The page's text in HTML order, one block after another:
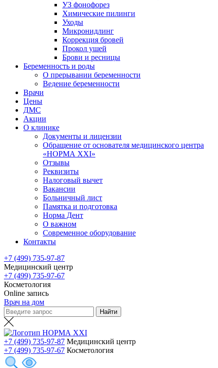
УЗ фонофорез
Химические пилинги
Уходы
Микронидлинг
Коррекция бровей
Прокол ушей
Брови и ресницы
Беременность и роды
О прерывании беременности
Ведение беременности
Врачи
Цены
ДМС
Акции
О клинике
Документы и лицензии
Обращение от основателя медицинского центра
«НОРМА ХХI»
Отзывы
Реквизиты
Налоговый вычет
Вакансии
Больничный лист
Памятка и подготовка
Норма Дент
О важном
Современное оборудование
Контакты
+7 (499) 735-97-87
Медицинский центр
+7 (499) 735-97-67
Косметология
Online запись
Врач на дом
+7 (499) 735-97-87 Медицинский центр
+7 (499) 735-97-67 Косметология